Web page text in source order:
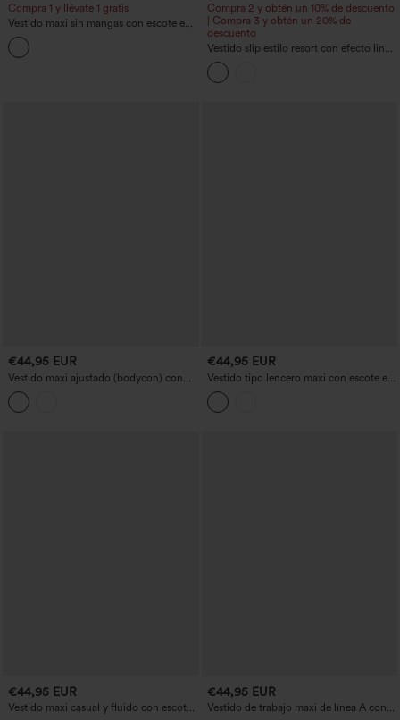
Compra 1 y llévate 1 gratis
Vestido maxi sin mangas con escote en
V, asimétrico y con volante en el bajo
Compra 2 y obtén un 10% de descuento
| Compra 3 y obtén un 20% de
descuento
Vestido slip estilo resort con efecto lino,
tirantes desmontables y rayas fruncidas
€44,95 EUR
Vestido maxi ajustado (bodycon) con
escote halter anudable en la parte
delantera, fruncido y tejido con efecto
fresco.
€44,95 EUR
Vestido tipo lencero maxi con escote en
V, abertura en el bajo y caída fluida,
estilo resort
€44,95 EUR
Vestido maxi casual y fluido con escote
€44,95 EUR
Vestido de trabajo maxi de línea A con